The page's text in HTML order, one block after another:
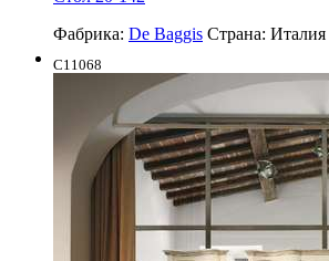
Фабрика: De Baggis Страна: Италия
C11068